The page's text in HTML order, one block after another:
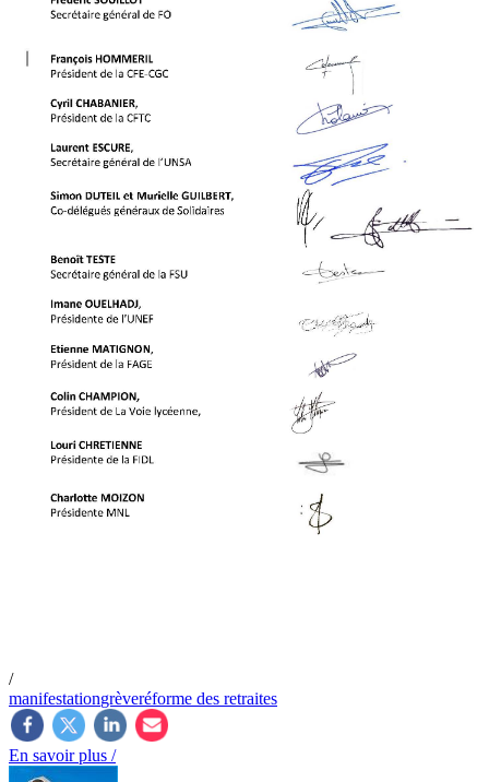
/
manifestationgrèveréforme des retraites
En savoir plus /